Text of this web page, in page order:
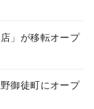
」が移転オープ
御徒町にオープ